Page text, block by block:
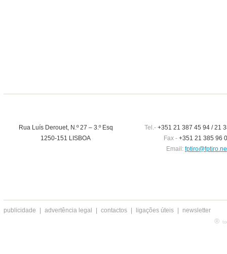
Rua Luís Derouet, N.º 27 – 3.º Esq
1250-151 LISBOA
Tel.-+351 21 387 45 94 / 21
Fax - +351 21 385 96
Email:
publicidade advertência legal contactos ligações úteis newsletter
®